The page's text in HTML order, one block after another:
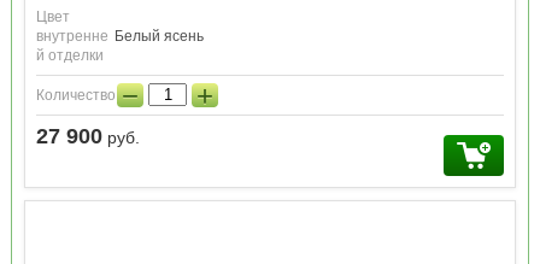
Цвет
внутренне
й отделки
Белый ясень
Количество:− +
27 900 руб.